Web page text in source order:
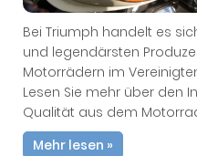
Bei Triumph handelt es
und legendärsten
Motorrädern im
Lesen Sie mehr über den
Qualität aus dem
Mehr lesen »